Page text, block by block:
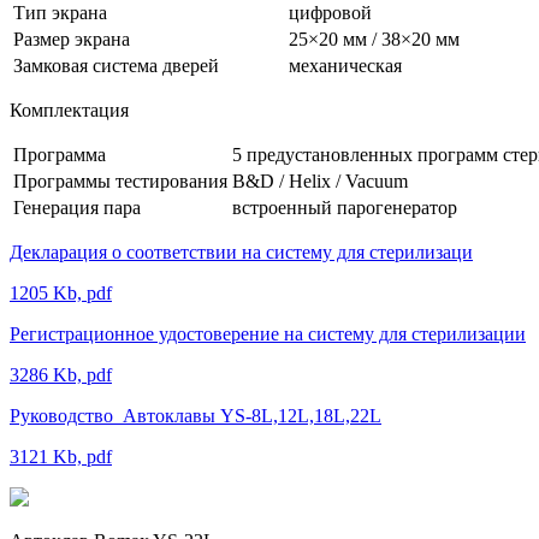
Тип экрана
цифровой
Размер экрана
25×20 мм / 38×20 мм
Замковая система дверей
механическая
Комплектация
Программа
5 предустановленных программ
Программы тестирования B&D / Helix / Vacuum
Генерация пара
встроенный парогенератор
Декларация о соответствии на систему для стерилизаци
1205 Kb, pdf
Регистрационное удостоверение на систему для стерилизации
3286 Kb, pdf
Руководство_Автоклавы YS-8L,12L,18L,22L
3121 Kb, pdf